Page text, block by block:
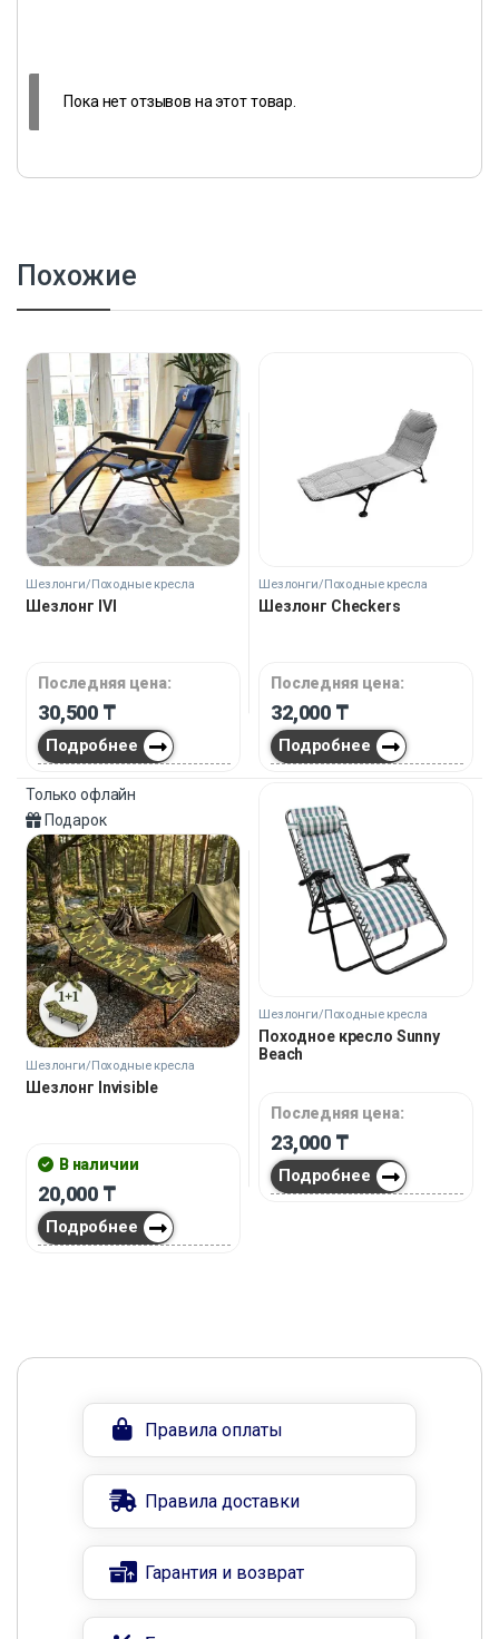
Пока нет отзывов на этот товар.
Похожие
Шезлонги/Походные кресла
Шезлонг IVI
Последняя цена:
30,500 ₸
Подробнее
Шезлонги/Походные кресла
Шезлонг Checkers
Последняя цена:
32,000 ₸
Подробнее
Только офлайн
Подарок
Шезлонги/Походные кресла
Шезлонг Invisible
В наличии
20,000 ₸
Подробнее
Шезлонги/Походные кресла
Походное кресло Sunny
Beach
Последняя цена:
23,000 ₸
Подробнее
Правила оплаты
Правила доставки
Гарантия и возврат